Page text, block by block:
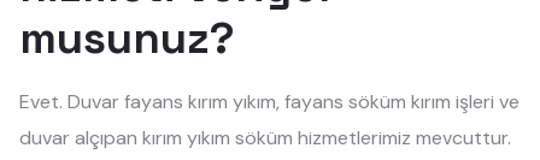
musunuz?
Evet. Duvar fayans kırım yıkım, fayans söküm kırım işleri ve
duvar alçıpan kırım yıkım söküm hizmetlerimiz mevcuttur.